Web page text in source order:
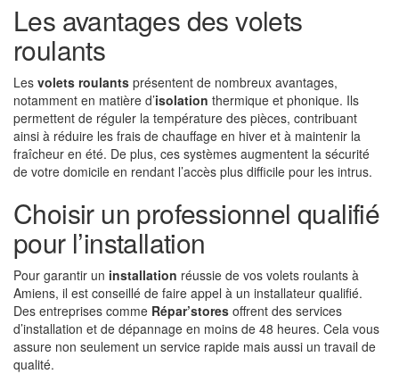
Les avantages des volets
roulants
Les volets roulants présentent de nombreux avantages,
notamment en matière d’isolation thermique et phonique. Ils
permettent de réguler la température des pièces, contribuant
ainsi à réduire les frais de chauffage en hiver et à maintenir la
fraîcheur en été. De plus, ces systèmes augmentent la sécurité
de votre domicile en rendant l’accès plus difficile pour les intrus.
Choisir un professionnel qualifié
pour l’installation
Pour garantir un installation réussie de vos volets roulants à
Amiens, il est conseillé de faire appel à un installateur qualifié.
Des entreprises comme Répar’stores offrent des services
d’installation et de dépannage en moins de 48 heures. Cela vous
assure non seulement un service rapide mais aussi un travail de
qualité.